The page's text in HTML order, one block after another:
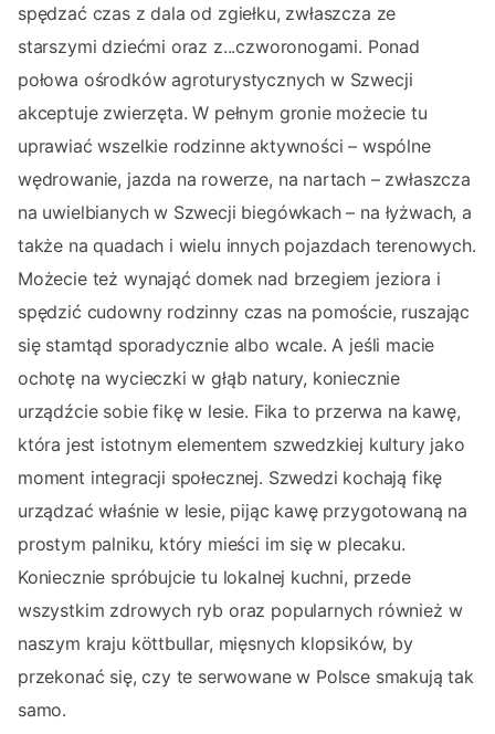
spędzać czas z dala od zgiełku, zwłaszcza ze
starszymi dziećmi oraz z...czworonogami. Ponad
połowa ośrodków agroturystycznych w Szwecji
akceptuje zwierzęta. W pełnym gronie możecie tu
uprawiać wszelkie rodzinne aktywności – wspólne
wędrowanie, jazda na rowerze, na nartach – zwłaszcza
na uwielbianych w Szwecji biegówkach – na łyżwach, a
także na quadach i wielu innych pojazdach terenowych.
Możecie też wynająć domek nad brzegiem jeziora i
spędzić cudowny rodzinny czas na pomoście, ruszając
się stamtąd sporadycznie albo wcale. A jeśli macie
ochotę na wycieczki w głąb natury, koniecznie
urządźcie sobie fikę w lesie. Fika to przerwa na kawę,
która jest istotnym elementem szwedzkiej kultury jako
moment integracji społecznej. Szwedzi kochają fikę
urządzać właśnie w lesie, pijąc kawę przygotowaną na
prostym palniku, który mieści im się w plecaku.
Koniecznie spróbujcie tu lokalnej kuchni, przede
wszystkim zdrowych ryb oraz popularnych również w
naszym kraju köttbullar, mięsnych klopsików, by
przekonać się, czy te serwowane w Polsce smakują tak
samo.